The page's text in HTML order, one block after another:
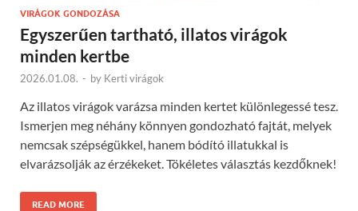
VIRÁGOK GONDOZÁSA
Egyszerűen tartható, illatos virágok
minden kertbe
2026.01.08. - by Kerti virágok
Az illatos virágok varázsa minden kertet különlegessé tesz.
Ismerjen meg néhány könnyen gondozható fajtát, melyek
nemcsak szépségükkel, hanem bódító illatukkal is
elvarázsolják az érzékeket. Tökéletes választás kezdőknek!
READ MORE